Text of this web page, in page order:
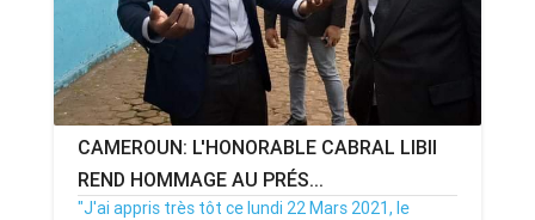
CAMEROUN: L'HONORABLE CABRAL LIBII
REND HOMMAGE AU PRÉS...
"J'ai appris très tôt ce lundi 22 Mars 2021, le